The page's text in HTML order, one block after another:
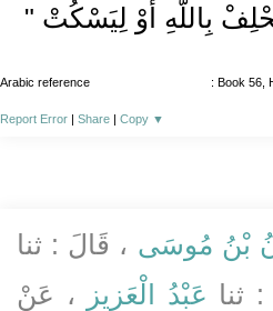
بِاللَّهِ أَوْ لِيَسْكُتْ "
Arabic reference : Book 56,
Report Error | Share | Copy ▼
بْنُ مُوسَى ، قَالَ : ثنا
ثنا عَبْدُ الْعَزِيزِ
، عَنْ